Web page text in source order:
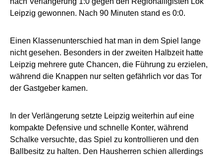
Leipzig gewonnen. Nach 90 Minuten stand es 0:0.
Einen Klassenunterschied hat man in dem Spiel lange
nicht gesehen. Besonders in der zweiten Halbzeit hatte
Leipzig mehrere gute Chancen, die Führung zu erzielen,
während die Knappen nur selten gefährlich vor das Tor
der Gastgeber kamen.
In der Verlängerung setzte Leipzig weiterhin auf eine
kompakte Defensive und schnelle Konter, während
Schalke versuchte, das Spiel zu kontrollieren und den
Ballbesitz zu halten. Den Hausherren schien allerdings